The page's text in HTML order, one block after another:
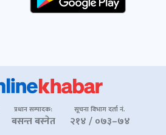
प्रधान सम्पादक:
बसन्त बस्नेत
सूचना विभाग दर्ता नं.
२१४ / ०७३–७४